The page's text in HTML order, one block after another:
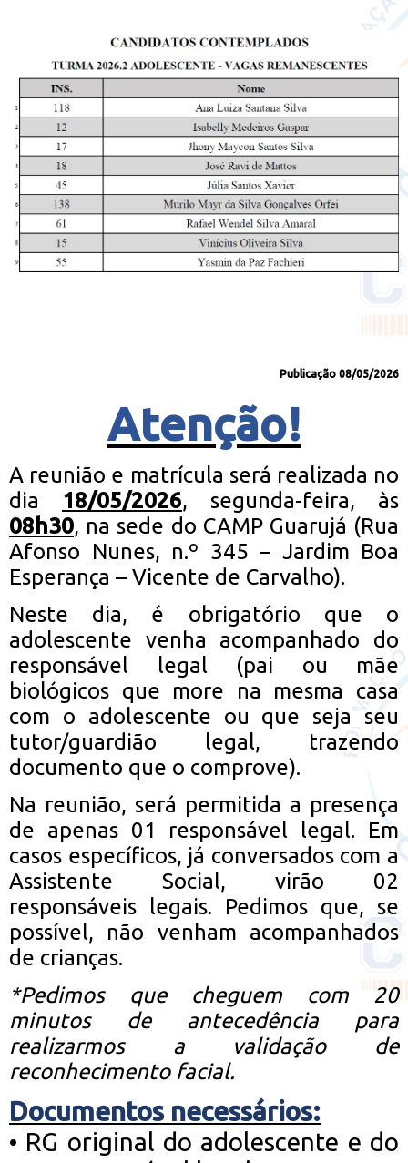
Publicação 08/05/2026
Atenção!
A reunião e matrícula será realizada no
dia 18/05/2026, segunda-feira, às
08h30, na sede do CAMP Guarujá (Rua
Afonso Nunes, n.º 345 – Jardim Boa
Esperança – Vicente de Carvalho).
Neste dia, é obrigatório que o
adolescente venha acompanhado do
responsável legal (pai ou mãe
biológicos que more na mesma casa
com o adolescente ou que seja seu
tutor/guardião legal, trazendo
documento que o comprove).
Na reunião, será permitida a presença
de apenas 01 responsável legal. Em
casos específicos, já conversados com a
Assistente Social, virão 02
responsáveis legais. Pedimos que, se
possível, não venham acompanhados
de crianças.
*Pedimos que cheguem com 20
minutos de antecedência para
realizarmos a validação de
reconhecimento facial.
Documentos necessários:
• RG original do adolescente e do